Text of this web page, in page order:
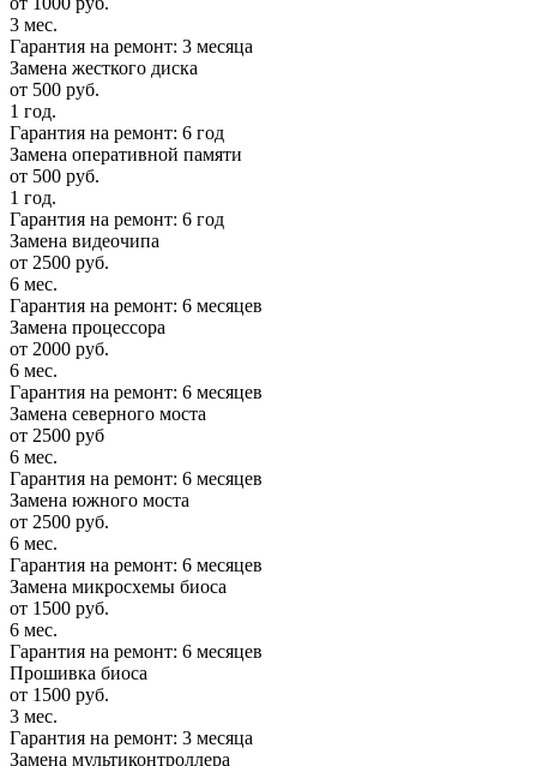
3 мес.
Гарантия на ремонт: 3 месяца
Замена жесткого диска
от 500 руб.
1 год.
Гарантия на ремонт: 6 год
Замена оперативной памяти
от 500 руб.
1 год.
Гарантия на ремонт: 6 год
Замена видеочипа
от 2500 руб.
6 мес.
Гарантия на ремонт: 6 месяцев
Замена процессора
от 2000 руб.
6 мес.
Гарантия на ремонт: 6 месяцев
Замена северного моста
от 2500 руб
6 мес.
Гарантия на ремонт: 6 месяцев
Замена южного моста
от 2500 руб.
6 мес.
Гарантия на ремонт: 6 месяцев
Замена микросхемы биоса
от 1500 руб.
6 мес.
Гарантия на ремонт: 6 месяцев
Прошивка биоса
от 1500 руб.
3 мес.
Гарантия на ремонт: 3 месяца
Замена мультиконтроллера